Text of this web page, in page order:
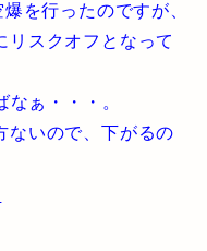
を行ったのですが、
リスクオフとなって
ぁ・・・。
ないので、下がるの